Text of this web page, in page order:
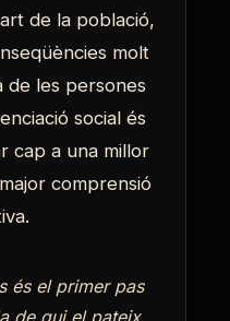
de la població,
molt
de les persones
social és
cap a una millor
comprensió
és el primer pas